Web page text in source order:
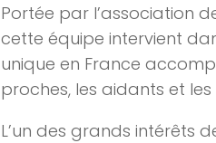
Portée par l’association
cette équipe intervient
unique en France
proches, les aidants et
L’un des grands intérêts